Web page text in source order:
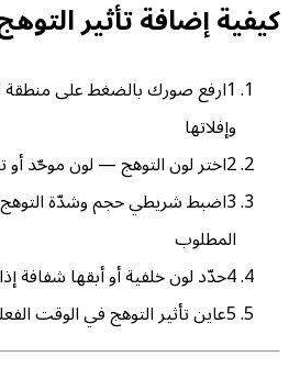
كيفية إضافة تأثير
1ارفع صورك بالضغط على منطقة
وإفلاتها
2اختر لون التوهج — لون موحّد أو
3اضبط شريطي حجم وشدّة
المطلوب
4حدّد لون خلفية أو أبقها شفافة
5عاين تأثير التوهج في الوقت